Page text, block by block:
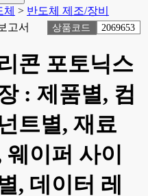
> 반도체 제조/장비
고서
상품코드 2069653
콘 포토닉스
: 제품별, 컴
트별, 재료
웨이퍼 사이
, 데이터 레